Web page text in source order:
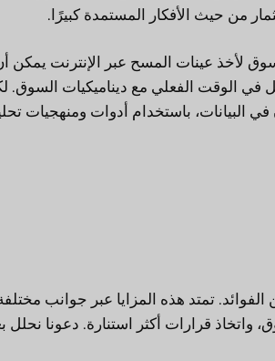
من حيث الأفكار المستمدة كبيرًا.
لأخذ عينات المسح عبر الإنترنت
في الوقت الفعلي مع ديناميكيات
البيانات، باستخدام أدوات ومنهجيات
تمتد هذه المزايا عبر جوانب
واتخاذ قرارات أكثر استنارة. دعونا نحلل